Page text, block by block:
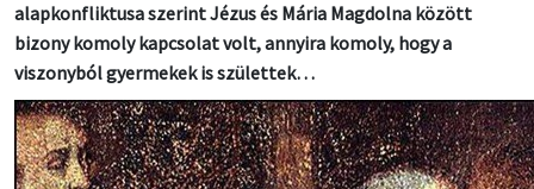
alapkonfliktusa szerint Jézus és Mária Magdolna között
bizony komoly kapcsolat volt, annyira komoly, hogy a
viszonyból gyermekek is születtek…